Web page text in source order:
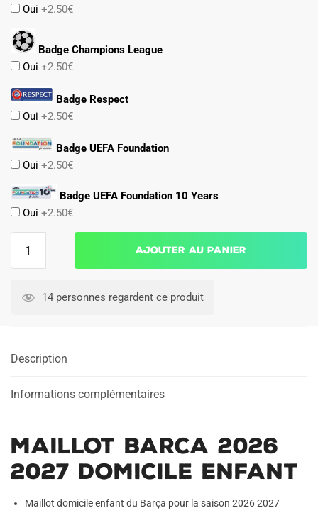
Oui +2.50€
Badge Champions League
Oui +2.50€
Badge Respect
Oui +2.50€
Badge UEFA Foundation
Oui +2.50€
Badge UEFA Foundation 10 Years
Oui +2.50€
Barca
Enfant
Ajouter au panier
14 personnes regardent ce produit
Description
Informations complémentaires
Maillot Barca 2026
2027 Domicile Enfant
Maillot domicile enfant du Barça pour la saison 2026 2027